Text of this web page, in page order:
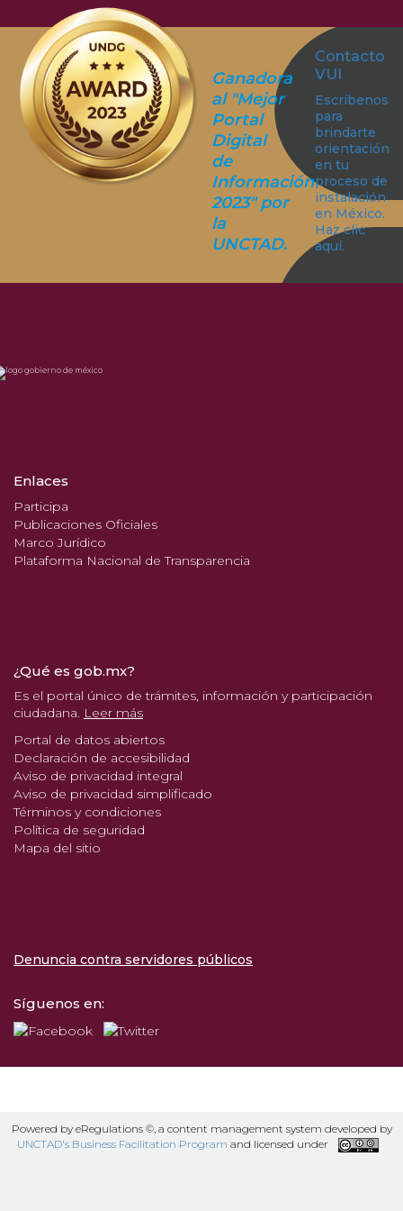
Ganadora
al "Mejor
Portal
Digital
de
Información
2023" por
la
UNCTAD.
Contacto
VUI
Escríbenos
para
brindarte
orientación
en tu
proceso de
instalación
en México.
Haz clic
aquí.
Enlaces
Participa
Publicaciones Oficiales
Marco Jurídico
Plataforma Nacional de Transparencia
¿Qué es gob.mx?
Es el portal único de trámites, información y participación
ciudadana. Leer más
Portal de datos abiertos
Declaración de accesibilidad
Aviso de privacidad integral
Aviso de privacidad simplificado
Términos y condiciones
Política de seguridad
Mapa del sitio
Denuncia contra servidores públicos
Síguenos en:
Powered by eRegulations ©, a content management system developed by
UNCTAD's Business Facilitation Program and licensed under